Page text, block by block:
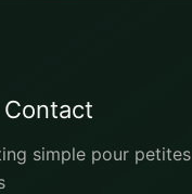
simple pour petites